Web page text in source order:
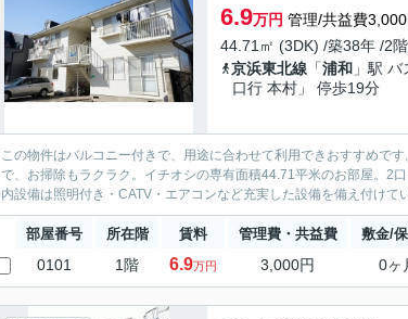
6.9万円 管理/共益費3,000
44.71㎡ (3DK) /築38年 /2
京浜東北線 「浦和 」駅
口行 本村」 停歩19分
この物件はバルコニー付きで、用途に合わせて利用できおすすめで
で、お掃除もラクラク。イチオシの専有面積44.71平米のお部屋。2
内設備は照明付き・CATV・エアコンなど充実した設備を備え付け
部屋番号 所在階 賃料 管理費・共益費 敷金/
0101 1階 6.9万円 3,000円 0ヶ